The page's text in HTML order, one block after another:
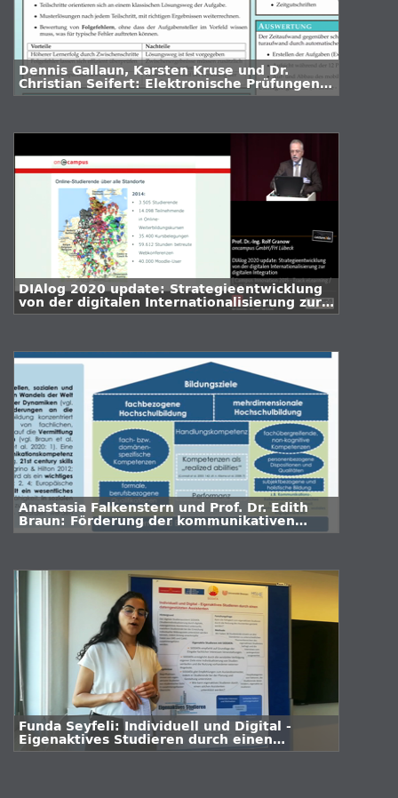
Dennis Gallaun, Karsten Kruse und Dr.
Christian Seifert: Elektronische Prüfungen
in Mathematik - Ein Beispiel
DIAlog 2020 update: Strategieentwicklung
von der digitalen Internationalisierung zur
digitalen Integration
Anastasia Falkenstern und Prof. Dr. Edith
Braun: Förderung der kommunikativen
Handlungskompetenz in der
Hochschuldidaktik.
Funda Seyfeli: Individuell und Digital -
Eigenaktives Studieren durch einen
datengestützten Assistenten